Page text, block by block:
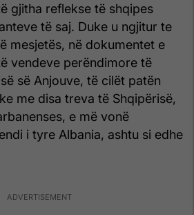
gjitha reflekse të shqipes
të saj. Duke u ngjitur te
mesjetës, në dokumentet e
vendeve perëndimore të
së Anjouve, të cilët patën
me disa treva të Shqipërisë,
e më vonë
i tyre Albania, ashtu si edhe